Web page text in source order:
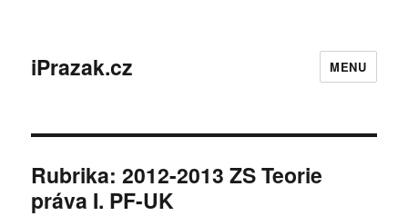
iPrazak.cz MENU
Rubrika:2012-2013 ZS Teorie
práva I. PF-UK